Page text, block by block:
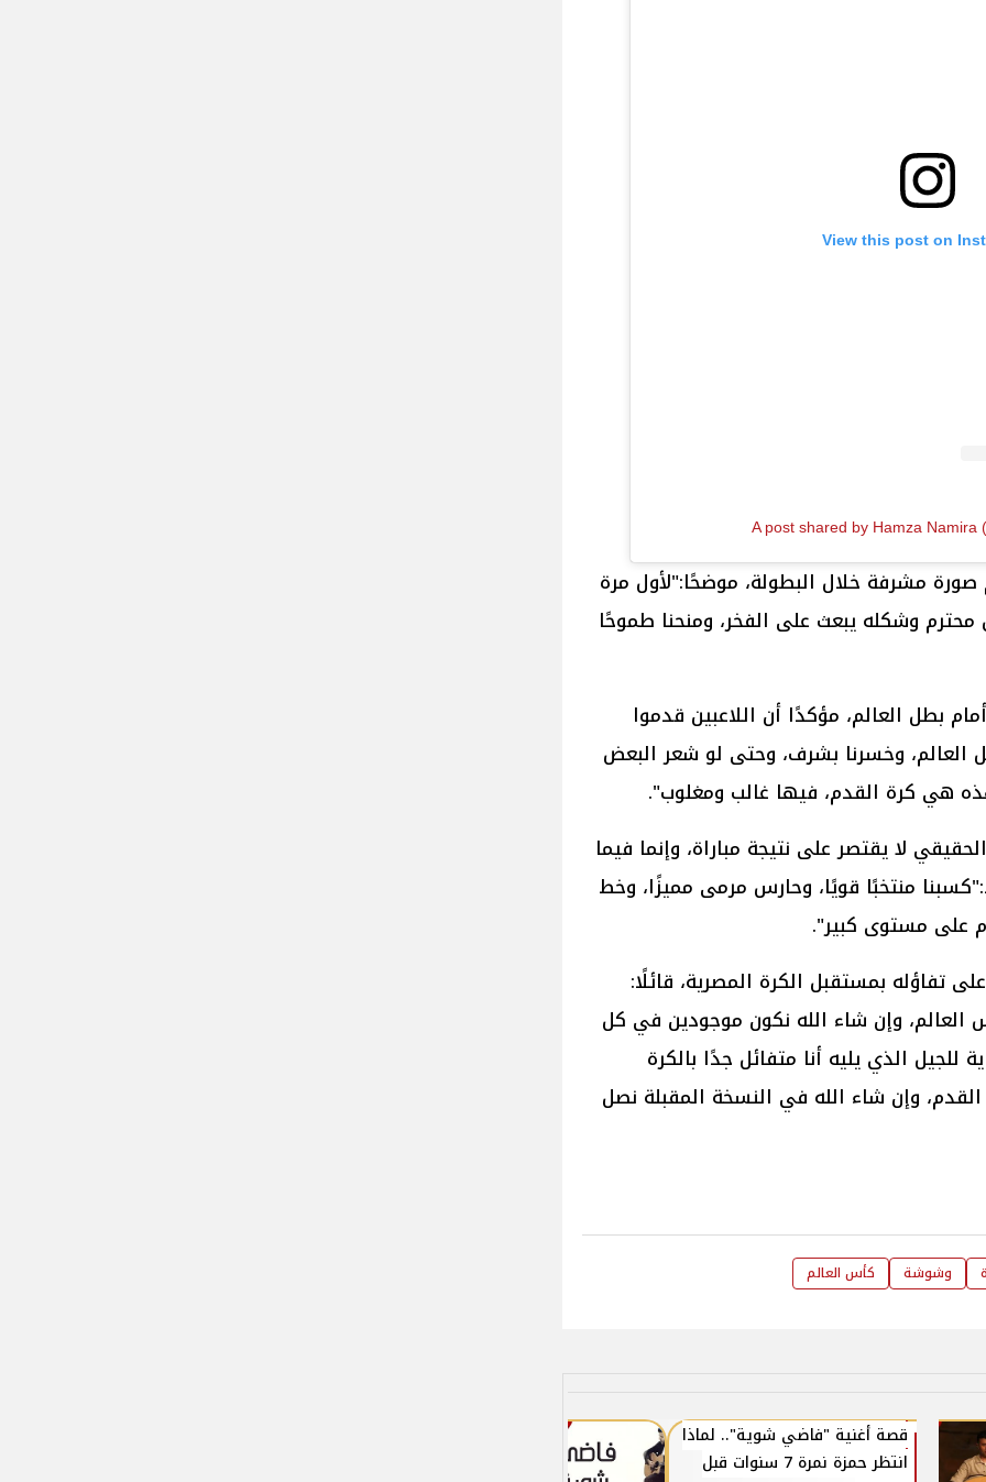
View this post on
A post shared by Hamza Namira
مشرفة خلال البطولة، موضحًا:"لأول مرة
وشكله يبعث على الفخر، ومنحنا طموحًا
بطل العالم، مؤكدًا أن اللاعبين قدموا
العالم، وخسرنا بشرف، وحتى لو شعر البعض
هي كرة القدم، فيها غالب ومغلوب".
لا يقتصر على نتيجة مباراة، وإنما فيما
منتخبًا قويًا، وحارس مرمى مميزًا، وخط
على مستوى كبير".
تفاؤله بمستقبل الكرة المصرية، قائلًا:
العالم، وإن شاء الله نكون موجودين في كل
الذي يليه أنا متفائل جدًا بالكرة
وإن شاء الله في النسخة المقبلة نصل
وشوشة كأس العالم
قصة أغنية "فاضي شوية".. لماذا
انتظر حمزة نمرة 7 سنوات قبل